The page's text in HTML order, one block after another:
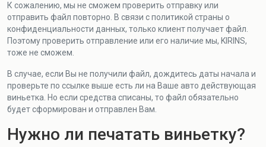
К сожалению, мы не сможем проверить отправку или
отправить файл повторно. В связи с политикой страны о
конфиденциальности данных, только клиент получает файл.
Поэтому проверить отправление или его наличие мы, KIRINS,
тоже не сможем.
В случае, если Вы не получили файл, дождитесь даты начала и
проверьте по ссылке выше есть ли на Ваше авто действующая
виньетка. Но если средства списаны, то файл обязательно
будет сформирован и отправлен Вам.
Нужно ли печатать виньетку?